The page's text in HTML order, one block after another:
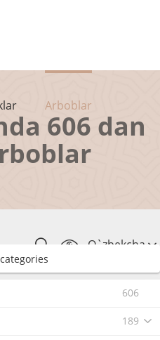
Arboblar
O`zbekcha
606 dan
606
189